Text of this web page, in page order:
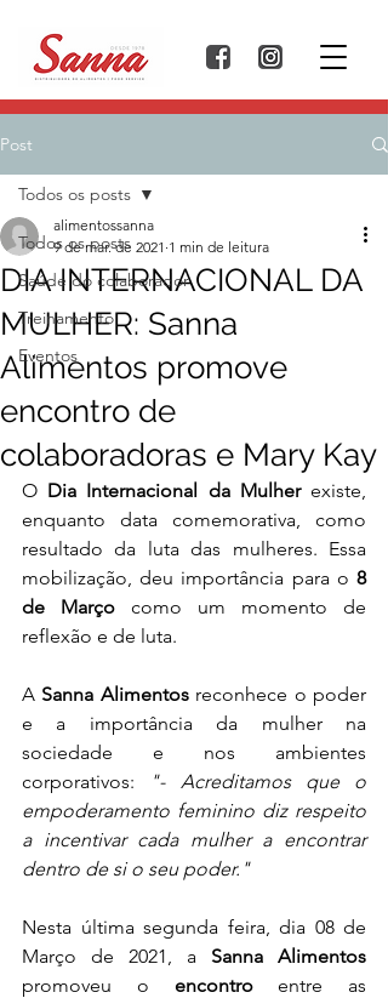
Post
Todos os posts
Saúde do colaborador
Treinamento
Eventos
Todos os posts
DIA INTERNACIONAL DA
MULHER: Sanna
Alimentos promove
encontro de
colaboradoras e Mary Kay
alimentossanna
9 de mar. de 2021 1 min de leitura
O Dia Internacional da Mulher existe,
enquanto data comemorativa, como
resultado da luta das mulheres. Essa
mobilização, deu importância para o 8
de Março como um momento de
reflexão e de luta.
A Sanna Alimentos reconhece o poder
e a importância da mulher na
sociedade e nos ambientes
corporativos:
"- Acreditamos que o
empoderamento feminino diz respeito
a incentivar cada mulher a encontrar
dentro de si o seu poder."
Nesta última segunda feira, dia 08 de
Março de 2021, a Sanna Alimentos
promoveu o encontro entre as